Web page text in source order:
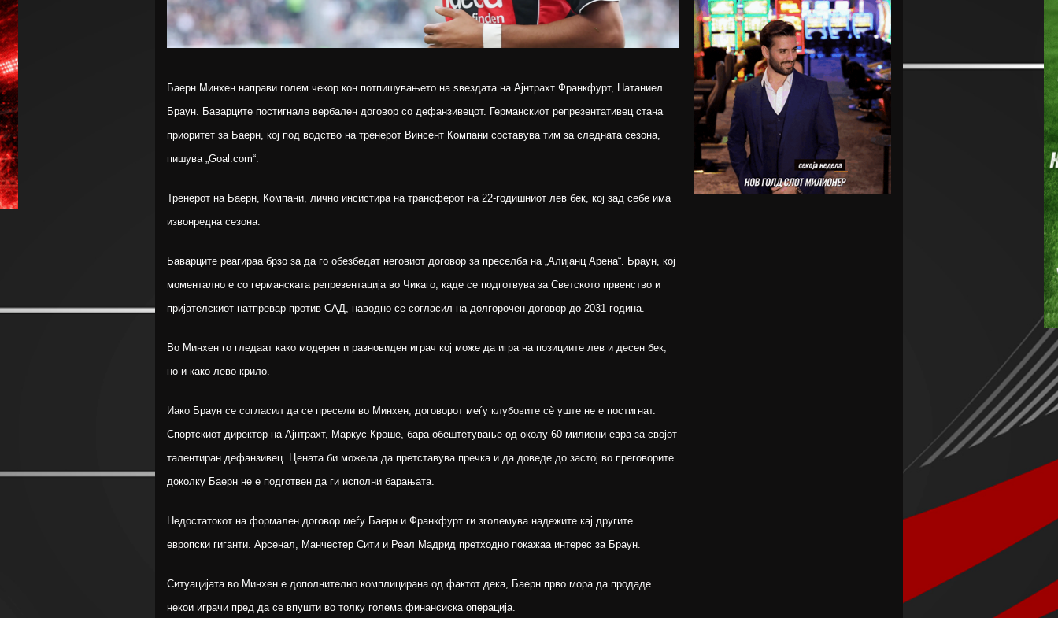
Баерн Минхен направи голем чекор кон потпишувањето на ѕвездата на Ајнтрахт Франкфурт, Натаниел
Браун. Баварците постигнале вербален договор со дефанзивецот. Германскиот репрезентативец стана
приоритет за Баерн, кој под водство на тренерот Винсент Компани составува тим за следната сезона,
пишува „Goal.com“.
Тренерот на Баерн, Компани, лично инсистира на трансферот на 22-годишниот лев бек, кој зад себе има
извонредна сезона.
Баварците реагираа брзо за да го обезбедат неговиот договор за преселба на „Алијанц Арена“. Браун, кој
моментално е со германската репрезентација во Чикаго, каде се подготвува за Светското првенство и
пријателскиот натпревар против САД, наводно се согласил на долгорочен договор до 2031 година.
Во Минхен го гледаат како модерен и разновиден играч кој може да игра на позициите лев и десен бек,
но и како лево крило.
Иако Браун се согласил да се пресели во Минхен, договорот меѓу клубовите сè уште не е постигнат.
Спортскиот директор на Ајнтрахт, Маркус Кроше, бара обештетување од околу 60 милиони евра за својот
талентиран дефанзивец. Цената би можела да претставува пречка и да доведе до застој во преговорите
доколку Баерн не е подготвен да ги исполни барањата.
Недостатокот на формален договор меѓу Баерн и Франкфурт ги зголемува надежите кај другите
европски гиганти. Арсенал, Манчестер Сити и Реал Мадрид претходно покажаа интерес за Браун.
Ситуацијата во Минхен е дополнително комплицирана од фактот дека, Баерн прво мора да продаде
некои играчи пред да се впушти во толку голема финансиска операција.
за Ромеро
ПСЖ го купи најдобриот
фудбалер на Монако
Крстевски го замени МЗТ
Скопје со Куманово
Силверстоун се враќа во
календарот на Мото ГП
шампионатот